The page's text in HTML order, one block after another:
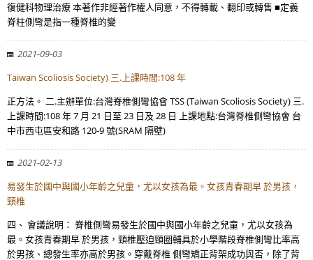
復健科物理治療 本著作非經著作權人同意，不得轉載、翻印或轉售 ■定義
脊柱側彎是指一種脊椎的變
2021-09-03
Taiwan Scoliosis Society) 三.上課時間:108 年
正方法。 二.主辦單位:台灣脊椎側彎協會 TSS (Taiwan Scoliosis Society) 三.
上課時間:108 年 7 月 21 日至 23 日及 28 日 上課地點:台灣脊椎側彎協會 台
中市西屯區安和路 120-9 號(SRAM 隔壁)
2021-02-13
易發生於國中與國小年齡之兒童，尤以女孩為最。女孩青春期早 於男孩，
頸椎
四、 會議說明： 脊椎側彎易發生於國中與國小年齡之兒童，尤以女孩為
最。女孩青春期早 於男孩，頸椎壓迫頸圈輔具於小學階段脊椎側彎比率高
於男孩、總發生率亦高於男孩。穿戴脊椎 側彎矯正背架成功與否，除了背